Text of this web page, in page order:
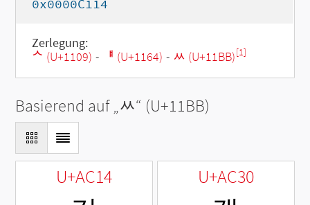
0x0000C114
Zerlegung:
ᄉ (U+1109) - ᅤ (U+1164) - ᆻ (U+11BB)[1]
Basierend auf „ᆻ“ (U+11BB)
U+AC14 U+AC30